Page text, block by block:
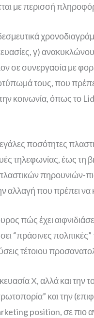
με περισσή
γ)
σε συνεργασία με
τους, που
κοινωνία, όπως το
ποσότητες
τηλεφωνίας, έως τη
πηρουνιών-
αλλαγή που πρέπει να
πώς έχει
“πράσινες
τέτοιου
Χ, αλλά και
και την
position, σε πιο